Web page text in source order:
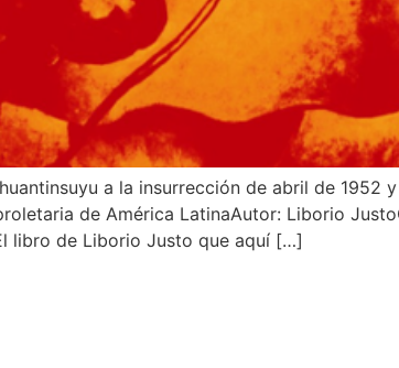
a la insurrección de abril de 1952
de América LatinaAutor: Liborio
libro de Liborio Justo que aquí […]